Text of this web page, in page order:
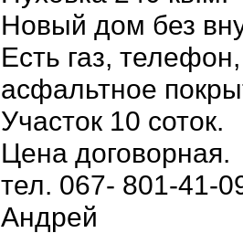
Новый дом без
Есть газ,
асфальтное
Участок 10 соток.
Цена договорная.
тел. 067- 801-41-
Андрей